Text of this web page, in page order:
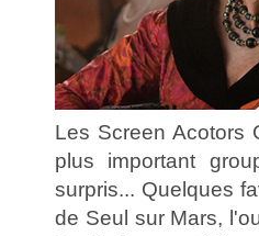
Les Screen Acotors
plus important
surpris... Quelques
de Seul sur Mars,